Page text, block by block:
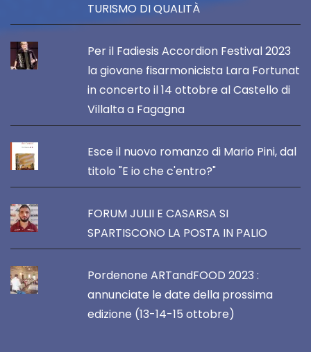
TURISMO DI QUALITÀ
Per il Fadiesis Accordion Festival 2023
la giovane fisarmonicista Lara Fortunat
in concerto il 14 ottobre al Castello di
Villalta a Fagagna
Esce il nuovo romanzo di Mario Pini, dal
titolo "E io che c'entro?"
FORUM JULII E CASARSA SI
SPARTISCONO LA POSTA IN PALIO
Pordenone ARTandFOOD 2023 :
annunciate le date della prossima
edizione (13-14-15 ottobre)